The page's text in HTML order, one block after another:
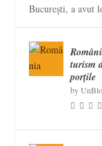
București, a avut
turism
porțile
by